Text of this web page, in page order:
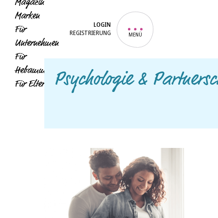
Magazin
Marken
Für
Unternehmen
Für
Hebammen
Für Eltern
LOGIN
REGISTRIERUNG MENÜ
Psychologie &